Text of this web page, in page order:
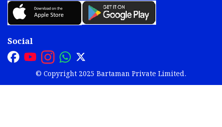
Social
© Copyright 2025 Bartaman Private Limited.